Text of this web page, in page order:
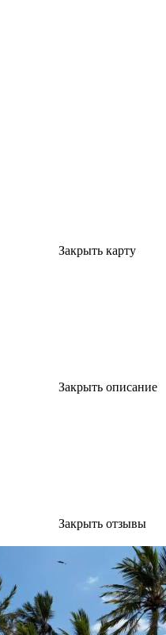
Закрыть карту
Закрыть описание
Закрыть отзывы